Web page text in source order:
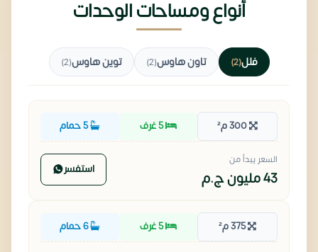
أنواع ومساحات الوحدات
فلل(2) تاون هاوس(2) توين هاوس(2)
300 م² 5 غرف 5 حمام
السعر يبدأ من
43 مليون ج.م استفسر
375 م² 5 غرف 6 حمام